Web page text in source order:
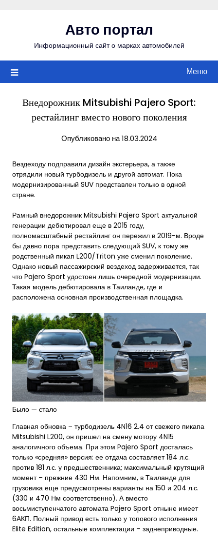
Авто портал
Информационный сайт о марках автомобилей
Меню
Внедорожник Mitsubishi Pajero Sport:
рестайлинг вместо нового поколения
Опубликовано на 18.03.2024
Вездеходу подправили дизайн экстерьера, а также
отрядили новый турбодизель и другой автомат. Пока
модернизированный SUV представлен только в одной
стране.
Рамный внедорожник Mitsubishi Pajero Sport актуальной
генерации дебютировал еще в 2015 году,
полномасштабный рестайлинг он пережил в 2019-м. Вроде
бы давно пора представить следующий SUV, к тому же
родственный пикап L200/Triton уже сменил поколение.
Однако новый пассажирский вездеход задерживается, так
что Pajero Sport удостоен лишь очередной модернизации.
Такая модель дебютировала в Таиланде, где и
расположена основная производственная площадка.
Было — стало
Главная обновка – турбодизель 4N16 2.4 от свежего пикапа
Mitsubishi L200, он пришел на смену мотору 4N15
аналогичного объема. При этом Pajero Sport досталась
только «средняя» версия: ее отдача составляет 184 л.с.
против 181 л.с. у предшественника; максимальный крутящий
момент – прежние 430 Нм. Напомним, в Таиланде для
грузовика еще предусмотрены варианты на 150 и 204 л.с.
(330 и 470 Нм соответственно). А вместо
восьмиступенчатого автомата Pajero Sport отныне имеет
6АКП. Полный привод есть только у топового исполнения
Elite Edition, остальные комплектации – заднеприводные.